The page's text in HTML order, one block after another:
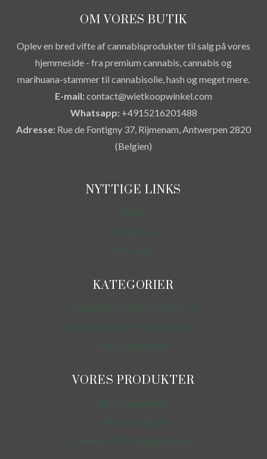
OM VORES BUTIK
Oplev en bred vifte af cannabisprodukter til salg på vores
hjemmeside - fra premium cannabis, cannabis og
marihuana-stammer til cannabisolie, hash og meget mere.
E-mail:contact@wietkoopwinkel.com
Whatsapp:+4915216201488
Adresse: Rue de Fontigny 37, Rijmenam, Antwerpen 2820
(Belgien)
NYTTIGE LINKS
KATEGORIER
VORES PRODUKTER